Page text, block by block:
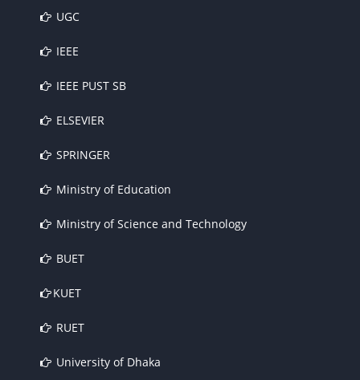
UGC
IEEE
IEEE PUST SB
ELSEVIER
SPRINGER
Ministry of Education
Ministry of Science and Technology
BUET
KUET
RUET
University of Dhaka